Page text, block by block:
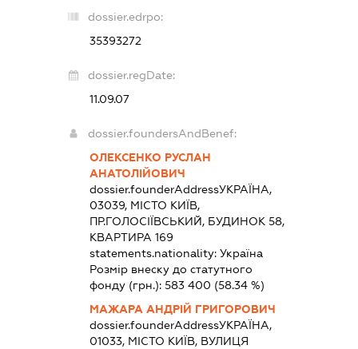
dossier.edrpo:
35393272
dossier.regDate:
11.09.07
dossier.foundersAndBenef:
ОЛЕКСЕНКО РУСЛАН
АНАТОЛІЙОВИЧ
dossier.founderAddressУКРАЇНА,
03039, МІСТО КИЇВ,
ПР.ГОЛОСІЇВСЬКИЙ, БУДИНОК 58,
КВАРТИРА 169
statements.nationality:Україна
Розмір внеску до статутного
фонду (грн.):583 400 (58.34 %)
МАЖАРА АНДРІЙ ГРИГОРОВИЧ
dossier.founderAddressУКРАЇНА,
01033, МІСТО КИЇВ, ВУЛИЦЯ